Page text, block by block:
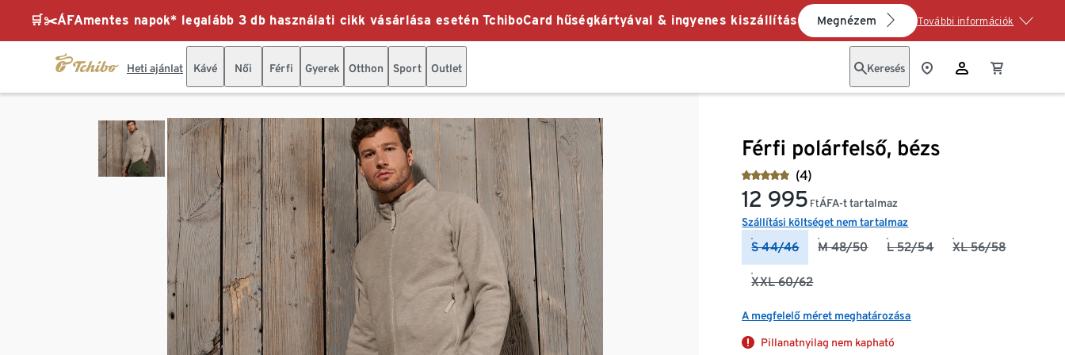
🛒✂️ÁFAmentes napok* legalább 3 db használati cikk vásárlása esetén TchiboCard hűségkártyával & ingyenes kiszállítás Megnézem További információk
Heti ajánlat Kávé Női Férfi Gyerek Otthon Sport Outlet Keresés
Férfi polárfelső, bézs
(4)
12 995 FtÁFA-t tartalmaz
Szállítási költséget nem tartalmaz
S 44/46 M 48/50 L 52/54 XL 56/58
XXL 60/62
A megfelelő méret meghatározása
Pillanatnyilag nem kapható